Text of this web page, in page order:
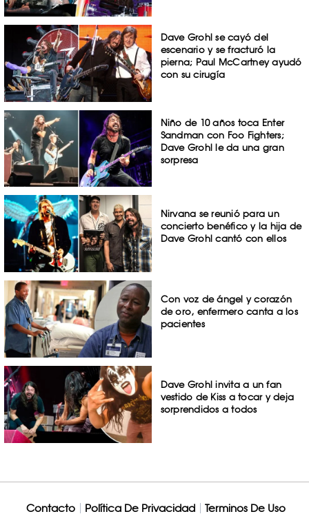
Dave Grohl se cayó del
escenario y se fracturó la
pierna; Paul McCartney ayudó
con su cirugía
Niño de 10 años toca Enter
Sandman con Foo Fighters;
Dave Grohl le da una gran
sorpresa
Nirvana se reunió para un
concierto benéfico y la hija de
Dave Grohl cantó con ellos
Con voz de ángel y corazón
de oro, enfermero canta a los
pacientes
Dave Grohl invita a un fan
vestido de Kiss a tocar y deja
sorprendidos a todos
Contacto Política De Privacidad Terminos De Uso